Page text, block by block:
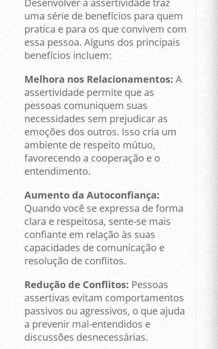
Desenvolver a assertividade traz
uma série de benefícios para quem
pratica e para os que convivem com
essa pessoa. Alguns dos principais
benefícios incluem:
Melhora nos Relacionamentos: A
assertividade permite que as
pessoas comuniquem suas
necessidades sem prejudicar as
emoções dos outros. Isso cria um
ambiente de respeito mútuo,
favorecendo a cooperação e o
entendimento.
Aumento da Autoconfiança:
Quando você se expressa de forma
clara e respeitosa, sente-se mais
confiante em relação às suas
capacidades de comunicação e
resolução de conflitos.
Redução de Conflitos: Pessoas
assertivas evitam comportamentos
passivos ou agressivos, o que ajuda
a prevenir mal-entendidos e
discussões desnecessárias.